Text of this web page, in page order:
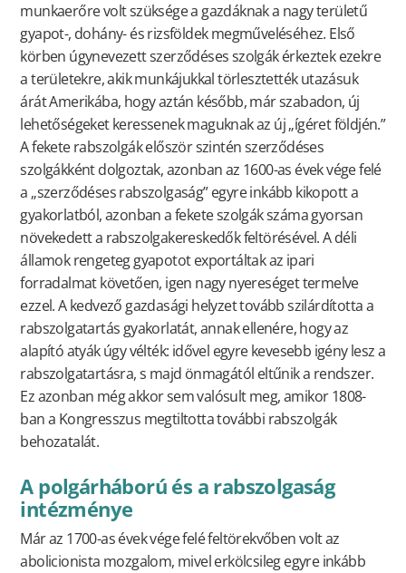
munkaerőre volt szüksége a gazdáknak a nagy területű
gyapot-, dohány- és rizsföldek megműveléséhez. Első
körben úgynevezett szerződéses szolgák érkeztek ezekre
a területekre, akik munkájukkal törlesztették utazásuk
árát Amerikába, hogy aztán később, már szabadon, új
lehetőségeket keressenek maguknak az új „ígéret földjén.”
A fekete rabszolgák először szintén szerződéses
szolgákként dolgoztak, azonban az 1600-as évek vége felé
a „szerződéses rabszolgaság” egyre inkább kikopott a
gyakorlatból, azonban a fekete szolgák száma gyorsan
növekedett a rabszolgakereskedők feltörésével. A déli
államok rengeteg gyapotot exportáltak az ipari
forradalmat követően, igen nagy nyereséget termelve
ezzel. A kedvező gazdasági helyzet tovább szilárdította a
rabszolgatartás gyakorlatát, annak ellenére, hogy az
alapító atyák úgy vélték: idővel egyre kevesebb igény lesz a
rabszolgatartásra, s majd önmagától eltűnik a rendszer.
Ez azonban még akkor sem valósult meg, amikor 1808-
ban a Kongresszus megtiltotta további rabszolgák
behozatalát.
A polgárháború és a rabszolgaság
intézménye
Már az 1700-as évek vége felé feltörekvőben volt az
abolicionista mozgalom, mivel erkölcsileg egyre inkább